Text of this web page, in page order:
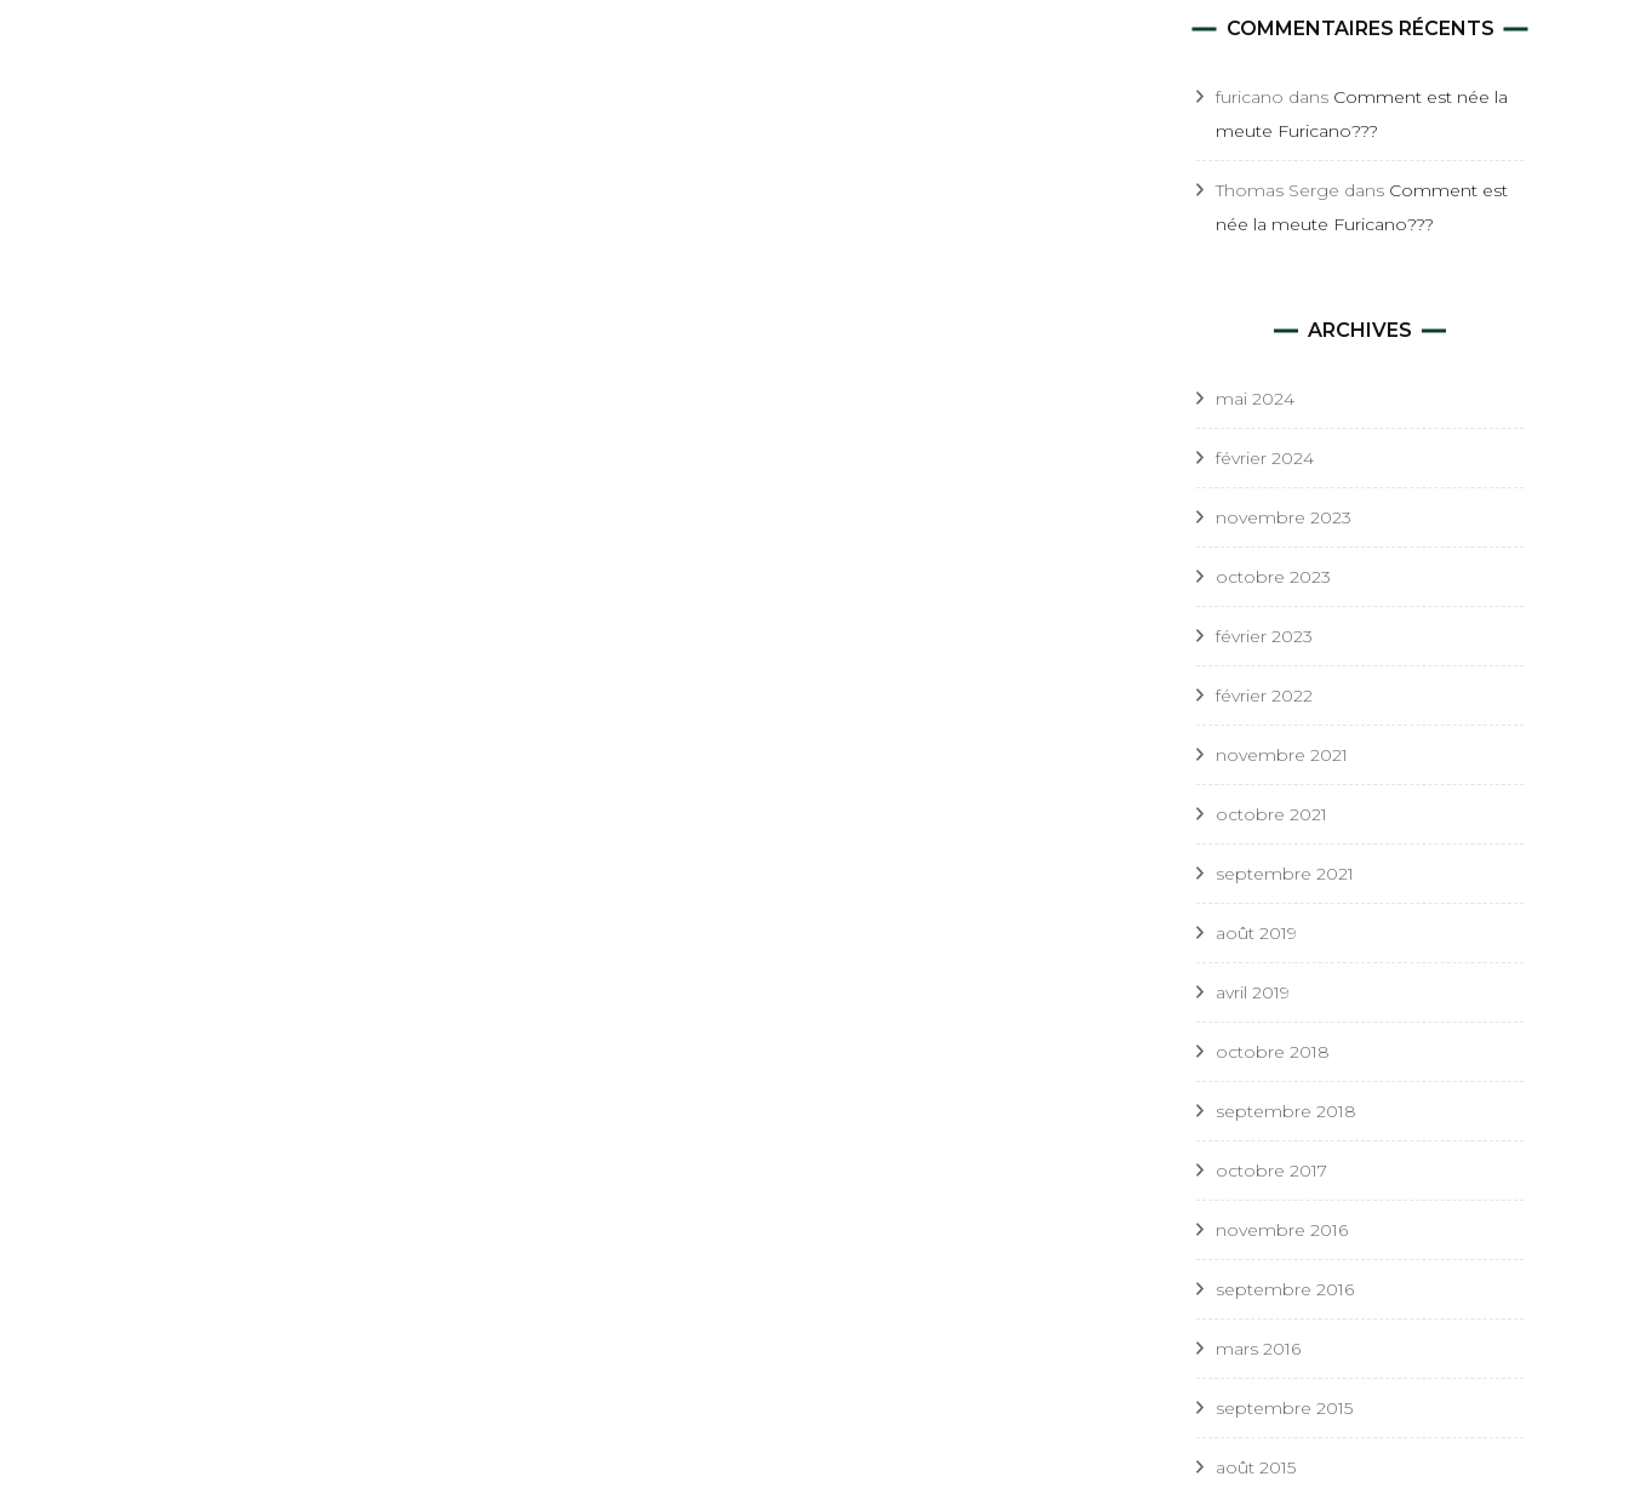
COMMENTAIRES RÉCENTS
furicano dans Comment est née la
meute Furicano???
Thomas Serge dans Comment est
née la meute Furicano???
ARCHIVES
mai 2024
février 2024
novembre 2023
octobre 2023
février 2023
février 2022
novembre 2021
octobre 2021
septembre 2021
août 2019
avril 2019
octobre 2018
septembre 2018
octobre 2017
novembre 2016
septembre 2016
mars 2016
septembre 2015
août 2015